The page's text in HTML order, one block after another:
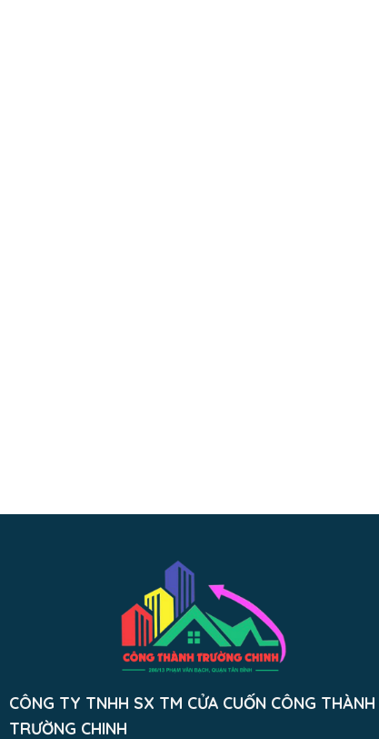
CÔNG TY TNHH SX TM CỬA CUỐN CÔNG THÀNH
TRƯỜNG CHINH